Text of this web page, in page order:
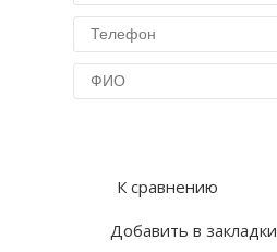
К сравнению
Добавить в закладки